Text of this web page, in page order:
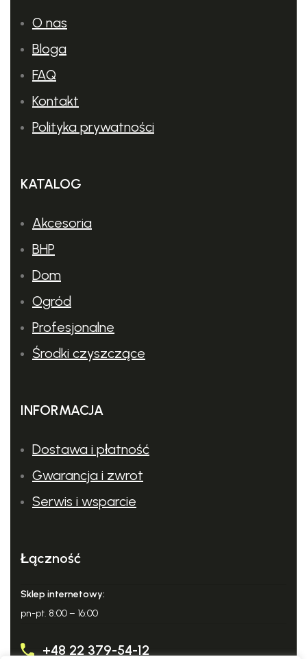
O nas
Bloga
FAQ
Kontakt
Polityka prywatności
KATALOG
Akcesoria
BHP
Dom
Ogród
Profesjonalne
Środki czyszczące
INFORMACJA
Dostawa i płatność
Gwarancja i zwrot
Serwis i wsparcie
Łączność
Sklep internetowy:
pn-pt. 8:00 – 16:00
+48 22 379-54-12